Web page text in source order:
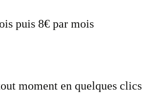
puis 8€ par mois
moment en quelques clics